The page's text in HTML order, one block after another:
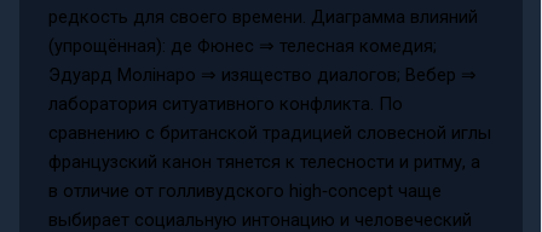
редкость для своего времени. Диаграмма влияний
(упрощённая): де Фюнес ⇒ телесная комедия;
Эдуард Молінаро ⇒ изящество диалогов; Вебер ⇒
лаборатория ситуативного конфликта. По
сравнению с британской традицией словесной иглы
французский канон тянется к телесности и ритму, а
в отличие от голливудского high‑concept чаще
выбирает социальную интонацию и человеческий